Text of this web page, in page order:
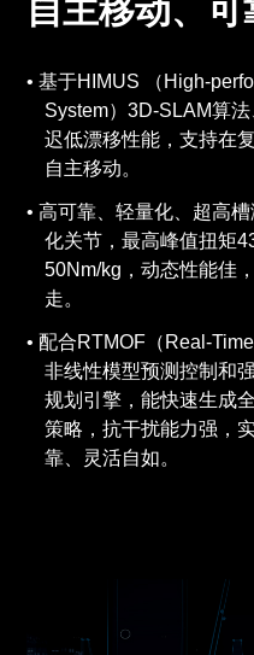
自主移动、
基于HIMUS （High-
System）3D-SLAM算
迟低漂移性能，支持在
自主移动。
高可靠、轻量化、超高
化关节，最高峰值扭矩
50Nm/kg，动态性能佳
走。
配合RTMOF（Real-
非线性模型预测控制和
规划引擎，能快速生成
策略，抗干扰能力强，
靠、灵活自如。